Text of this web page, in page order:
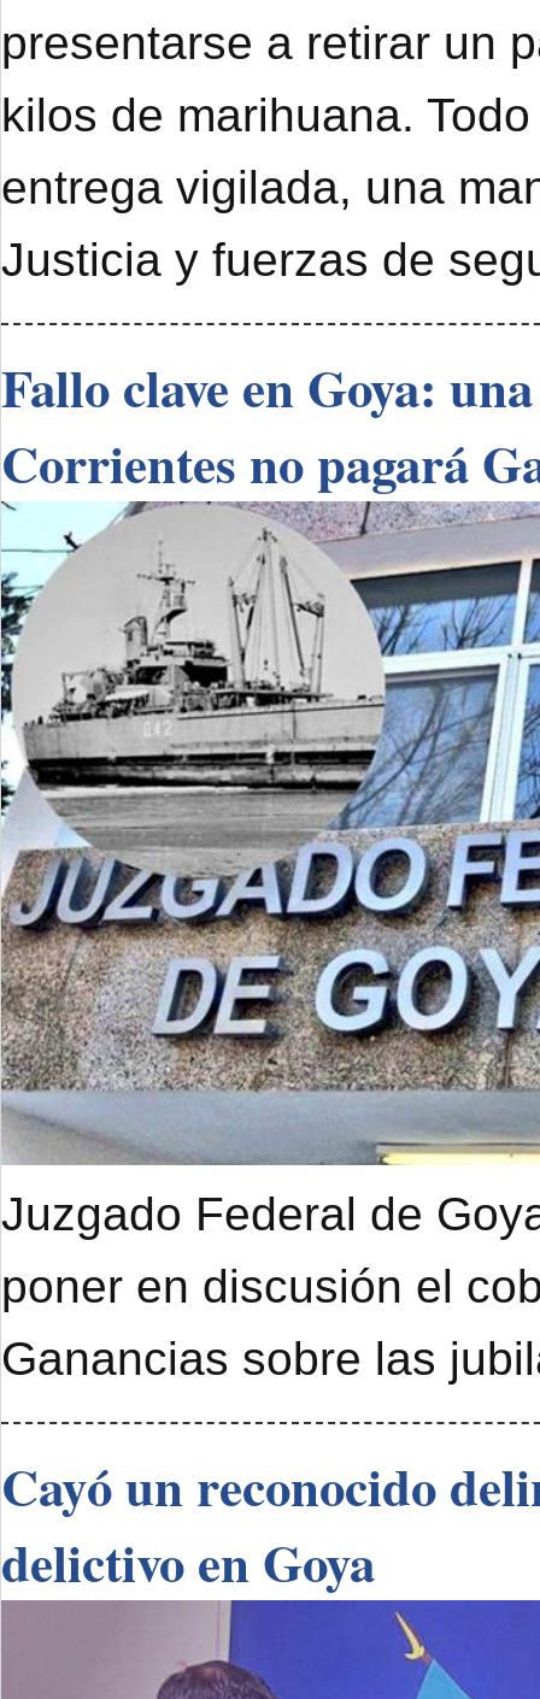
presentarse a retirar un
kilos de marihuana.
entrega vigilada, una
Justicia y fuerzas de
Fallo clave en Goya:
Corrientes no pagará
Juzgado Federal de
poner en discusión el
Ganancias sobre las
Cayó un reconocido
delictivo en Goya